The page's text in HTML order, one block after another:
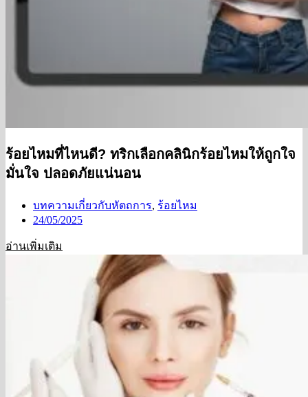
ร้อยไหมที่ไหนดี? ทริกเลือกคลินิกร้อยไหมให้ถูกใจ
มั่นใจ ปลอดภัยแน่นอน
บทความเกี่ยวกับหัตถการ, ร้อยไหม
24/05/2025
อ่านเพิ่มเติม